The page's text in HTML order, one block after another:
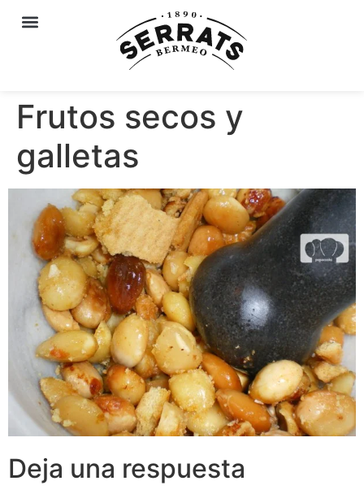
Frutos secos y
galletas
Deja una respuesta